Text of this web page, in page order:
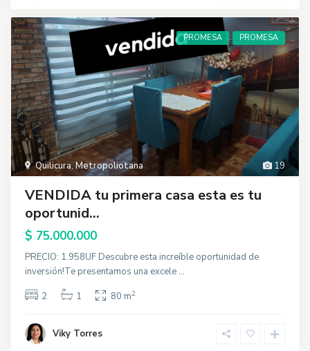
19
Quilicura,Metropoliotana
PROMESA PROMESA
VENDIDA tu primera casa esta es tu
oportunid...
$ 75.000.000
PRECIO: 1.958UF Descubre esta increíble oportunidad de
inversión!Te presentamos una excele ...
2
1 80 m2
Viky Torres